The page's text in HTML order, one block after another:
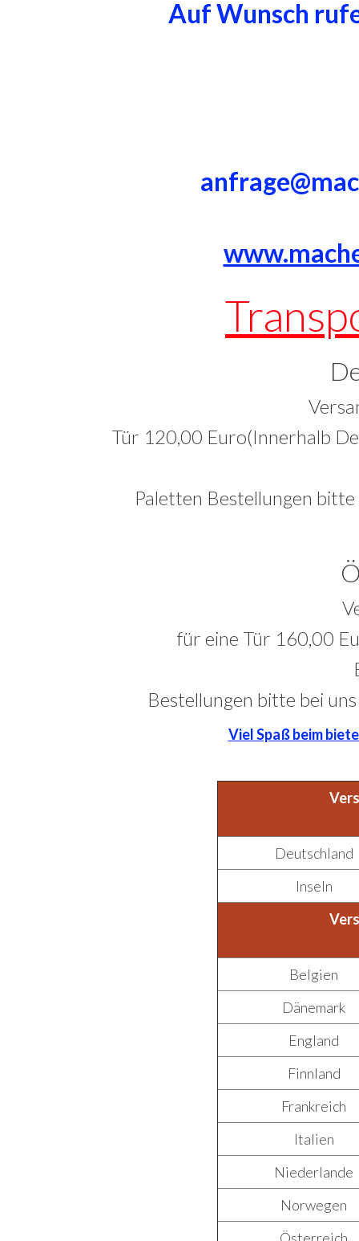
Auf Wunsch
Tür 120,00 Euro(Innerhalb
Paletten Bestellungen
für eine Tür 160,00
Bestellungen bitte bei
Viel Spaß beim
Deutschland
Inseln
Belgien
Dänemark
England
Finnland
Frankreich
Italien
Niederlande
Norwegen